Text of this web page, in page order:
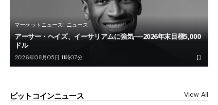
マーケットニュース ニュース
アーサー・ヘイズ、イーサリアムに強気──2026年末目標5,000
ドル
2026年08月05日 11時07分
ビットコインニュース View All